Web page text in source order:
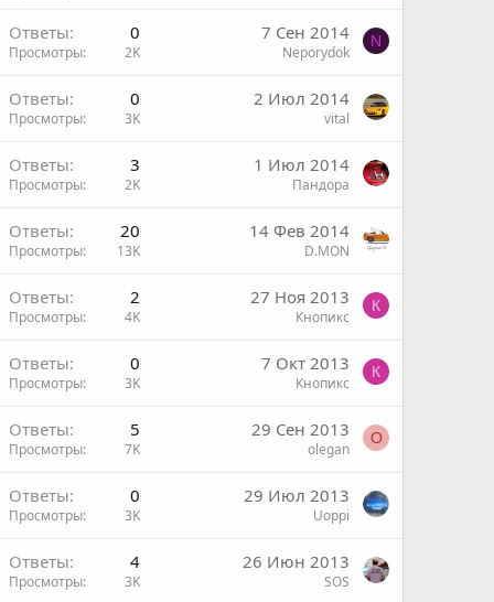
Ответы 0
Просмотры 2K
7 Сен 2014
Neporydok
N
Ответы 0
Просмотры 3K
2 Июл 2014
vital
Ответы 3
Просмотры 2K
1 Июл 2014
Пандора
Ответы 20
Просмотры 13K
14 Фев 2014
D.MON
Ответы 2
Просмотры 4K
27 Ноя 2013
Кнопикс
К
Ответы 0
Просмотры 3K
7 Окт 2013
Кнопикс
К
Ответы 5
Просмотры 7K
29 Сен 2013
olegan
O
Ответы 0
Просмотры 3K
29 Июл 2013
Uoppi
Ответы 4
Просмотры 3K
26 Июн 2013
SOS